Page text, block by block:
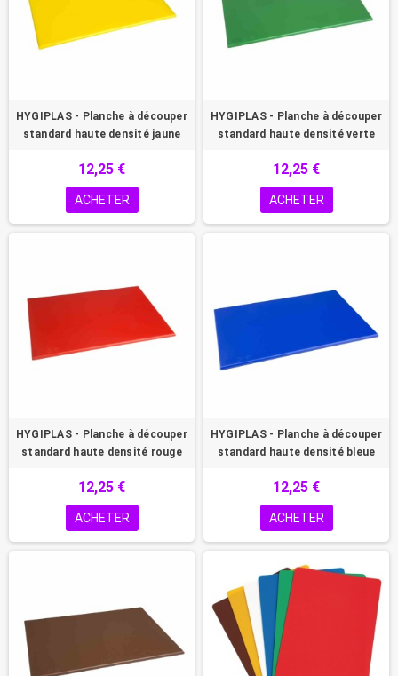
HYGIPLAS - Planche à découper
standard haute densité jaune
12,25 €
ACHETER
HYGIPLAS - Planche à découper
standard haute densité verte
12,25 €
ACHETER
HYGIPLAS - Planche à découper
standard haute densité rouge
12,25 €
ACHETER
HYGIPLAS - Planche à découper
standard haute densité bleue
12,25 €
ACHETER